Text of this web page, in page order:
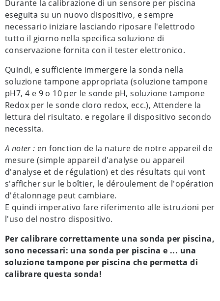
Durante la calibrazione di un sensore per piscina
eseguita su un nuovo dispositivo, e sempre
necessario iniziare lasciando riposare l'elettrodo
tutto il giorno nella specifica soluzione di
conservazione fornita con il tester elettronico.
Quindi, e sufficiente immergere la sonda nella
soluzione tampone appropriata (soluzione tampone
pH7, 4 e 9 o 10 per le sonde pH, soluzione tampone
Redox per le sonde cloro redox, ecc.), Attendere la
lettura del risultato. e regolare il dispositivo secondo
necessita.
A noter : en fonction de la nature de notre appareil de
mesure (simple appareil d'analyse ou appareil
d'analyse et de régulation) et des résultats qui vont
s'afficher sur le boîtier, le déroulement de l'opération
d'étalonnage peut cambiare.
E quindi imperativo fare riferimento alle istruzioni per
l'uso del nostro dispositivo.
Per calibrare correttamente una sonda per piscina,
sono necessari: una sonda per piscina e ... una
soluzione tampone per piscina che permetta di
calibrare questa sonda!